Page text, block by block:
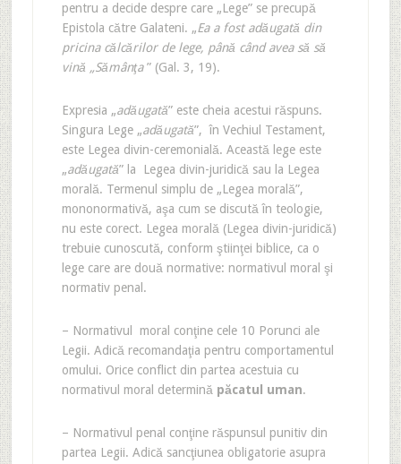
pentru a decide despre care „Lege” se precupă
Epistola către Galateni. „Ea a fost adăugată din
pricina călcărilor de lege, până când avea să să
vină „Sămânţa” (Gal. 3, 19).
Expresia „adăugată” este cheia acestui răspuns.
Singura Lege „adăugată”, în Vechiul Testament,
este Legea divin-ceremonială. Această lege este
„adăugată” la Legea divin-juridică sau la Legea
morală. Termenul simplu de „Legea morală”,
mononormativă, aşa cum se discută în teologie,
nu este corect. Legea morală (Legea divin-juridică)
trebuie cunoscută, conform ştiinţei biblice, ca o
lege care are două normative: normativul moral şi
normativ penal.
– Normativul moral conţine cele 10 Porunci ale
Legii. Adică recomandaţia pentru comportamentul
omului. Orice conflict din partea acestuia cu
normativul moral determină păcatul uman.
– Normativul penal conţine răspunsul punitiv din
partea Legii. Adică sancţiunea obligatorie asupra